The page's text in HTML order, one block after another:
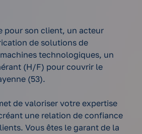
pour son client, un acteur
de solutions de
technologiques, un
(H/F) pour couvrir le
(53).
de valoriser votre expertise
une relation de confiance
Vous êtes le garant de la